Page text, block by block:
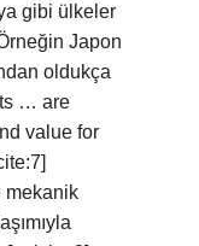
gibi ülkeler
Japon
oldukça
… are
value for
mekanik